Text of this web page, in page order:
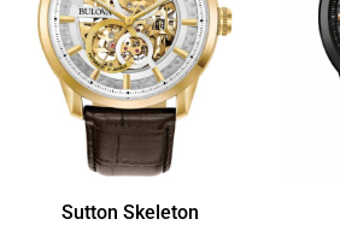
Sutton Skeleton